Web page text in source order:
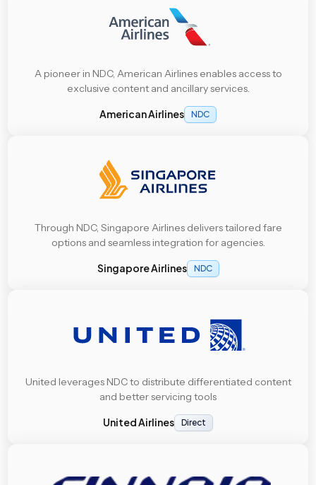
A pioneer in NDC, American Airlines enables access to
exclusive content and ancillary services.
American Airlines NDC
Through NDC, Singapore Airlines delivers tailored fare
options and seamless integration for agencies.
Singapore Airlines NDC
United leverages NDC to distribute differentiated content
and better servicing tools
United Airlines Direct